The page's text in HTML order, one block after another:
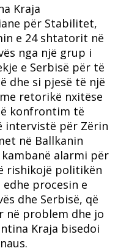
Kraja
për Stabilitet,
e 24 shtatorit në
nga një grup i
e Serbisë për të
dhe si pjesë të një
retorikë nxitëse
konfrontim të
intervistë për Zërin
në Ballkanin
alarmi për
rishikojë politikën
procesin e
dhe Serbisë, që
në problem dhe jo
Kraja bisedoi